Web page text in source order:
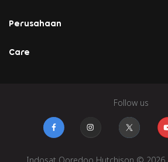
Perusahaan
Care
Follow us